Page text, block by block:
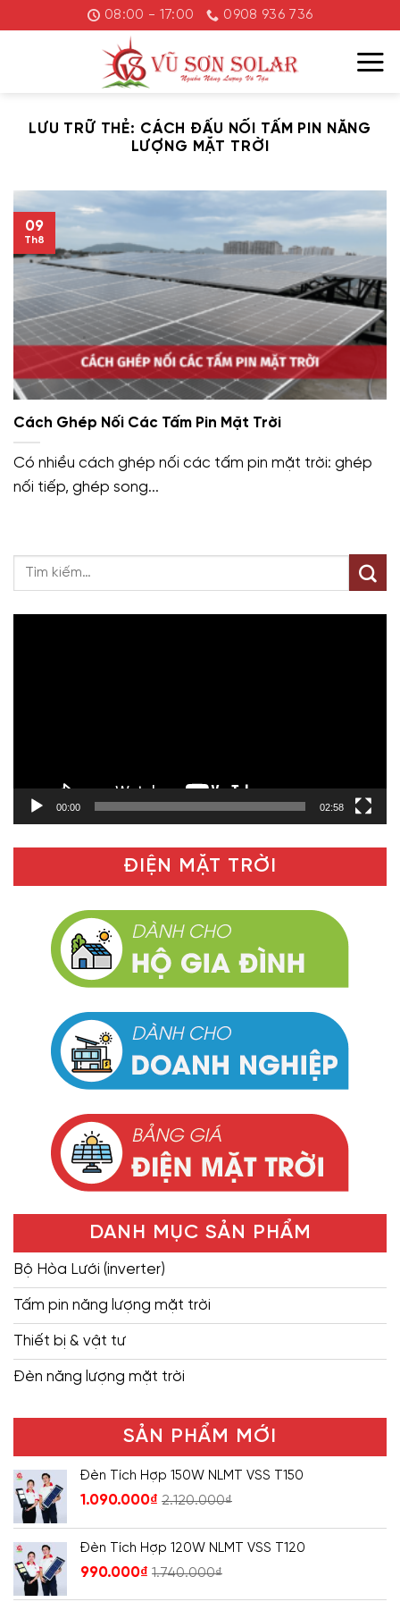
đến
08:00 - 17:00 0908 936 736
LƯU TRỮ THẺ: CÁCH ĐẤU NỐI TẤM PIN NĂNG
LƯỢNG MẶT TRỜI
Cách Ghép Nối Các Tấm Pin Mặt Trời
Có nhiều cách ghép nối các tấm pin mặt trời: ghép
nối tiếp, ghép song...
09
Th8
00:00 02:58
ĐIỆN MẶT TRỜI
DANH MỤC SẢN PHẨM
Bộ Hòa Lưới (inverter)
Tấm pin năng lượng mặt trời
Thiết bị & vật tư
Đèn năng lượng mặt trời
SẢN PHẨM MỚI
Đèn Tích Hợp 150W NLMT VSS T150
1.090.000₫ 2.120.000₫
Đèn Tích Hợp 120W NLMT VSS T120
990.000₫ 1.740.000₫